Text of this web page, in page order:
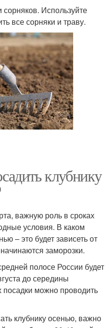
Используйте
все сорняки и траву.
клубнику
важную роль в сроках
условия. В каком
– это будет зависеть от
заморозки.
полосе России будет
до середины
можно проводить
клубнику осенью, важно